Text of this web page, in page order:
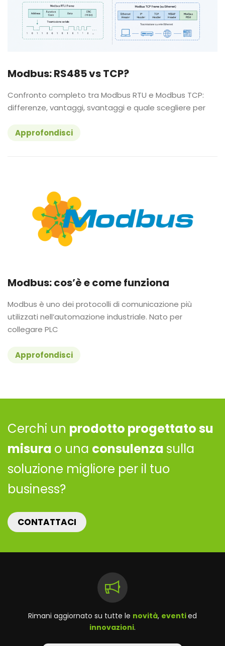
Modbus: RS485 vs TCP?
Confronto completo tra Modbus RTU e Modbus TCP:
differenze, vantaggi, svantaggi e quale scegliere per
Approfondisci
Modbus: cos’è e come funziona
Modbus è uno dei protocolli di comunicazione più
utilizzati nell’automazione industriale. Nato per
collegare PLC
Approfondisci
Cerchi un prodotto progettato su
misura o una consulenza sulla
soluzione migliore per il tuo
business?
CONTATTACI
Rimani aggiornato su tutte le novità, eventied
innovazioni.